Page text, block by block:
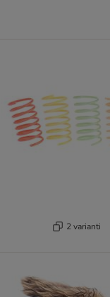
2 varianti